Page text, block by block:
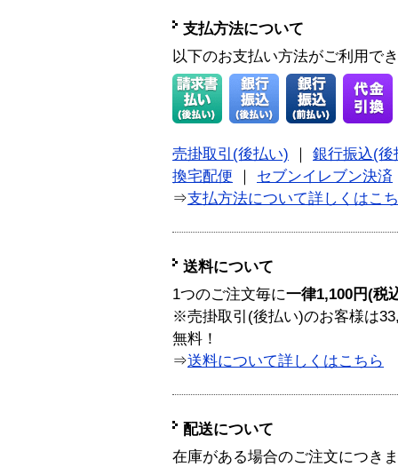
支払方法について
以下のお支払い方法がご利用で
売掛取引(後払い)
銀行振込(後
換宅配便
セブンイレブン決済
⇒支払方法について詳しくはこ
送料について
1つのご注文毎に一律1,100円(税
※売掛取引(後払い)のお客様は
無料！
⇒送料について詳しくはこちら
配送について
在庫がある場合のご注文につき